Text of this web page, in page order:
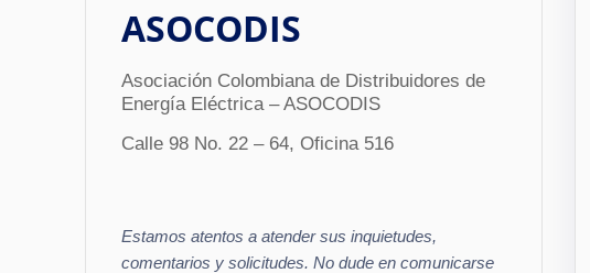
ASOCODIS
Asociación Colombiana de Distribuidores de
Energía Eléctrica – ASOCODIS
Calle 98 No. 22 – 64, Oficina 516
Estamos atentos a atender sus inquietudes,
comentarios y solicitudes. No dude en comunicarse